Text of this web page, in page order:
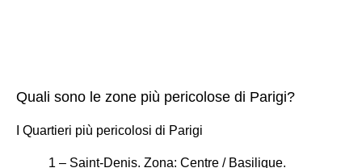
Quali sono le zone più pericolose di Parigi?
I Quartieri più pericolosi di Parigi
1 – Saint-Denis. Zona: Centre / Basilique.